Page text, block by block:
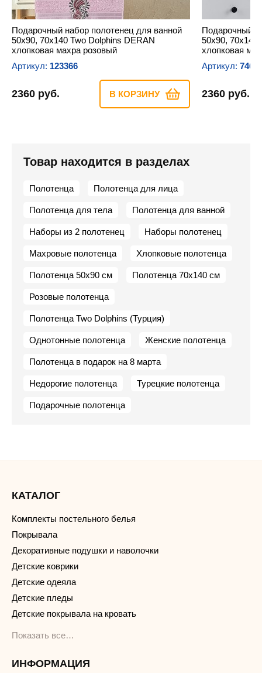
Подарочный набор полотенец для ванной
50х90, 70х140 Two Dolphins DERAN
хлопковая махра розовый
Артикул: 123366
2360 руб. В КОРЗИНУ
Подарочный
50х90, 70х140
хлопковая
Артикул:
2360 руб.
Товар находится в разделах
Полотенца Полотенца для лица
Полотенца для тела Полотенца для ванной
Наборы из 2 полотенец Наборы полотенец
Махровые полотенца Хлопковые полотенца
Полотенца 50х90 см Полотенца 70х140 см
Розовые полотенца
Полотенца Two Dolphins (Турция)
Однотонные полотенца Женские полотенца
Полотенца в подарок на 8 марта
Недорогие полотенца Турецкие полотенца
Подарочные полотенца
КАТАЛОГ
Комплекты постельного белья
Покрывала
Декоративные подушки и наволочки
Детские коврики
Детские одеяла
Детские пледы
Детские покрывала на кровать
Показать все…
ИНФОРМАЦИЯ